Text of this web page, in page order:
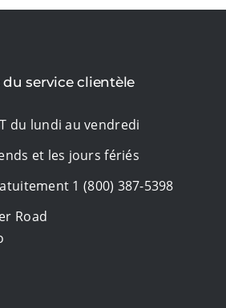
du service clientèle
du lundi au vendredi
et les jours fériés
1 (800) 387-5398
Road